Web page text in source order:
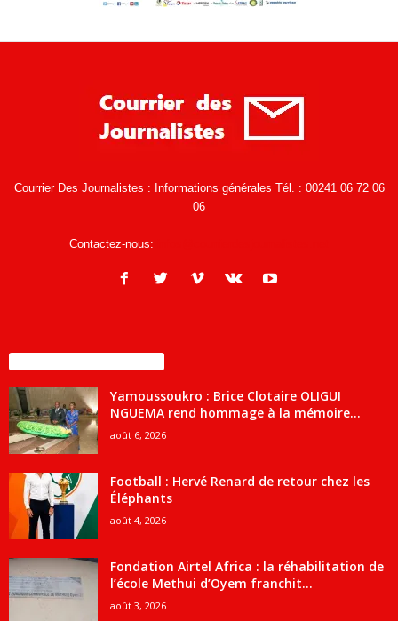
Courrier Des Journalistes : Informations générales Tél. : 00241 06 72 06
06
Contactez-nous:
Yamoussoukro : Brice Clotaire OLIGUI
NGUEMA rend hommage à la mémoire...
août 6, 2026
Football : Hervé Renard de retour chez les
Éléphants
août 4, 2026
Fondation Airtel Africa : la réhabilitation de
l’école Methui d’Oyem franchit...
août 3, 2026